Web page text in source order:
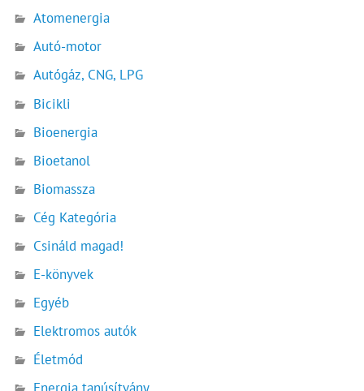
Atomenergia
Autó-motor
Autógáz, CNG, LPG
Bicikli
Bioenergia
Bioetanol
Biomassza
Cég Kategória
Csináld magad!
E-könyvek
Egyéb
Elektromos autók
Életmód